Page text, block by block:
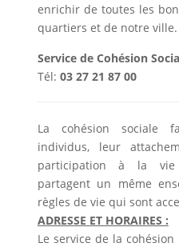
enrichir de toutes les
quartiers et de notre ville.
Service de Cohésion
Tél: 03 27 21 87 00
La cohésion sociale
individus, leur
participation à la vie
partagent un même
règles de vie qui sont
ADRESSE ET HORAIRES :
Le service de la